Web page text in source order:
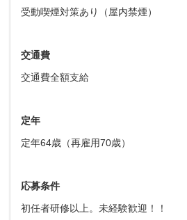
受動喫煙対策あり（屋内禁煙）
交通費
交通費全額支給
定年
定年64歳（再雇用70歳）
応募条件
初任者研修以上。未経験歓迎！！